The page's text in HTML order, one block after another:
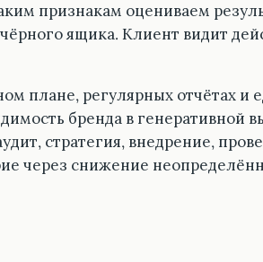
признакам оцениваем
ящика. Клиент видит
плане, регулярных отчётах и
бренда в генеративной
стратегия, внедрение,
через снижение